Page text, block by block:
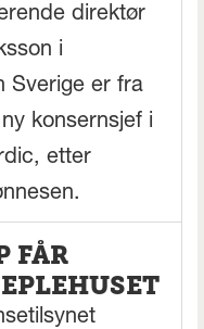
direktør
i
Sverige er fra
konsernsjef i
etter
FÅR